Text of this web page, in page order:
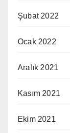
Şubat 2022
Ocak 2022
Aralık 2021
Kasım 2021
Ekim 2021